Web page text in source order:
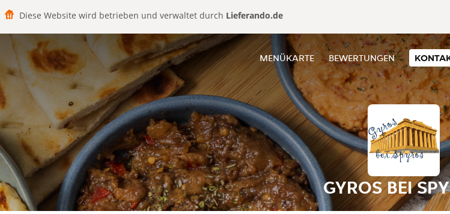
Diese Website wird betrieben und verwaltet durch Lieferando.de
MENÜKARTE BEWERTUNGEN
GYROS BEI